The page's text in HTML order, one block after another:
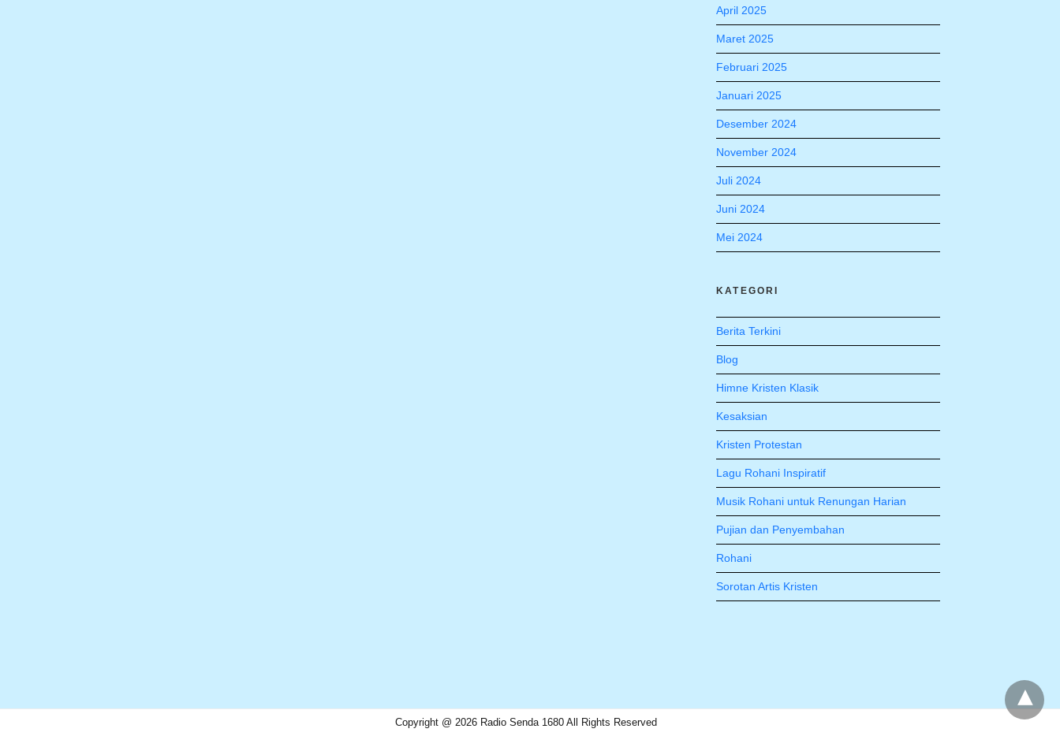
April 2025
Maret 2025
Februari 2025
Januari 2025
Desember 2024
November 2024
Juli 2024
Juni 2024
Mei 2024
KATEGORI
Berita Terkini
Blog
Himne Kristen Klasik
Kesaksian
Kristen Protestan
Lagu Rohani Inspiratif
Musik Rohani untuk Renungan Harian
Pujian dan Penyembahan
Rohani
Sorotan Artis Kristen
Copyright @ 2026 Radio Senda 1680 All Rights Reserved